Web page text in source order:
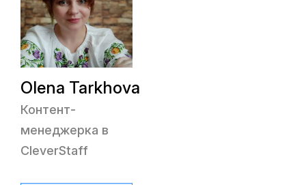
Olena Tarkhova
Контент-
менеджерка в
CleverStaff